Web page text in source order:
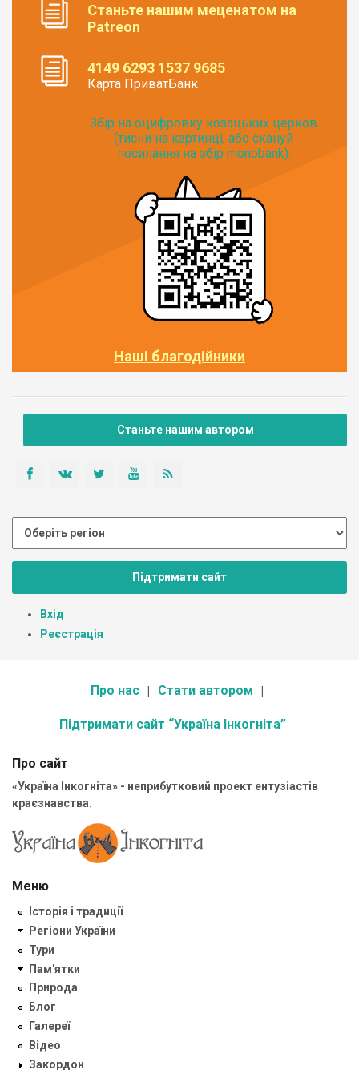
Станьте нашим меценатом на
Patreon
4149 6293 1537 9685
Карта ПриватБанк
Збір на оцифровку козацьких церков
(тисни на картинці, або скануй
посилання на збір monobank):
Наші благодійники
Станьте нашим автором
Підтримати сайт
Вхід
Реєстрація
Про нас Стати автором
Підтримати сайт “Україна Інкогніта”
Про сайт
«Україна Інкогніта» - неприбутковий проект ентузіастів
краєзнавства.
Меню
Історія і традиції
Регіони України
Тури
Пам'ятки
Природа
Блог
Галереї
Відео
Закордон